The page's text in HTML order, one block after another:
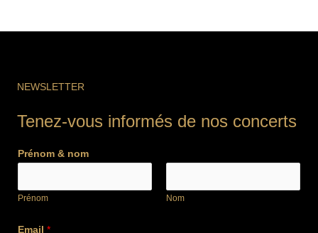
NEWSLETTER
Tenez-vous informés de nos concerts
Prénom & nom
Prénom Nom
Email *